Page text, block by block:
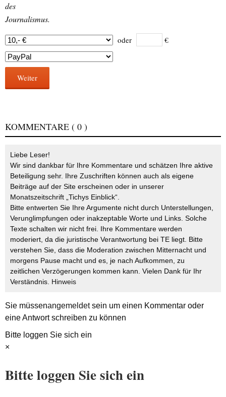
des
Journalismus.
oder €
Weiter
KOMMENTARE ( 0 )
Liebe Leser!
Wir sind dankbar für Ihre Kommentare und schätzen Ihre aktive
Beteiligung sehr. Ihre Zuschriften können auch als eigene
Beiträge auf der Site erscheinen oder in unserer
Monatszeitschrift „Tichys Einblick“.
Bitte entwerten Sie Ihre Argumente nicht durch Unterstellungen,
Verunglimpfungen oder inakzeptable Worte und Links. Solche
Texte schalten wir nicht frei. Ihre Kommentare werden
moderiert, da die juristische Verantwortung bei TE liegt. Bitte
verstehen Sie, dass die Moderation zwischen Mitternacht und
morgens Pause macht und es, je nach Aufkommen, zu
zeitlichen Verzögerungen kommen kann. Vielen Dank für Ihr
Verständnis. Hinweis
Sie müssenangemeldetsein um einen Kommentar oder
eine Antwort schreiben zu können
Bitte loggen Sie sich ein
×
Bitte loggen Sie sich ein